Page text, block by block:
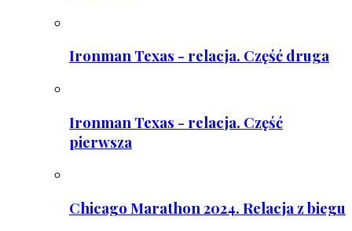
Ironman Texas - relacja. Część druga
Ironman Texas - relacja. Część
pierwsza
Chicago Marathon 2024. Relacja z biegu